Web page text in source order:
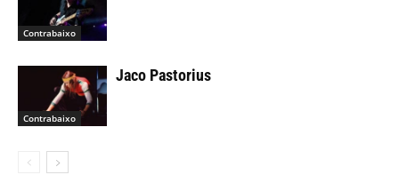
Contrabaixo
Contrabaixo
Jaco Pastorius